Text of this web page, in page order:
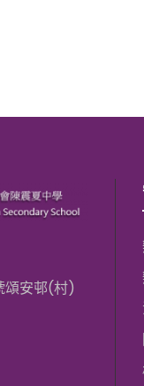
頌安邨(村)